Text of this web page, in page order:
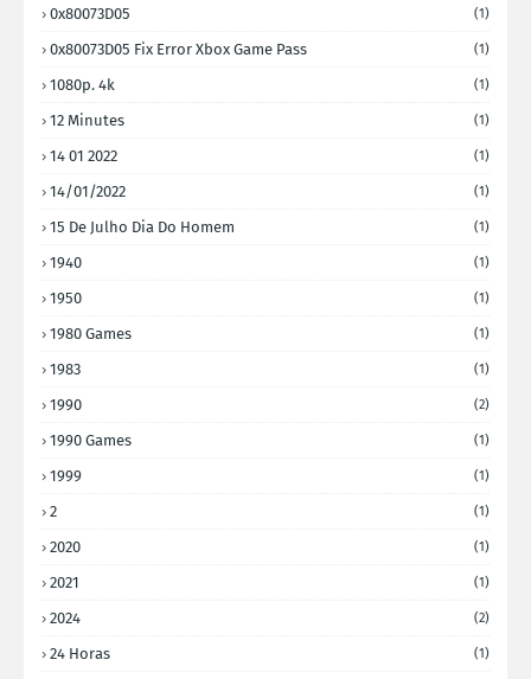
0x80073D05 (1)
0x80073D05 Fix Error Xbox Game Pass (1)
1080p. 4k (1)
12 Minutes (1)
14 01 2022 (1)
14/01/2022 (1)
15 De Julho Dia Do Homem (1)
1940 (1)
1950 (1)
1980 Games (1)
1983 (1)
1990 (2)
1990 Games (1)
1999 (1)
2 (1)
2020 (1)
2021 (1)
2024 (2)
24 Horas (1)